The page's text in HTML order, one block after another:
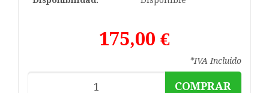
175,00 €
*IVA Incluido
COMPRAR